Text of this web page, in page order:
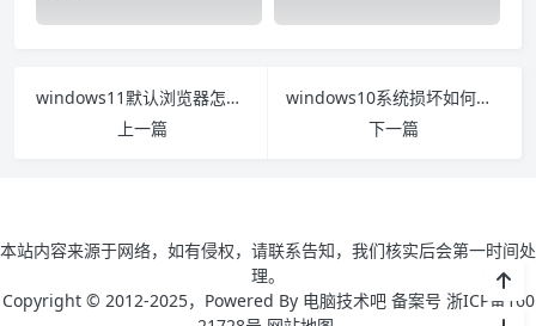
windows11默认浏览器怎么设置
上一篇
windows10系统损坏如何修复
下一篇
本站内容来源于网络，如有侵权，请联系告知，我们核实后会第一时间处
理。
Copyright © 2012-2025，Powered By 电脑技术吧 备案号 浙ICP备160